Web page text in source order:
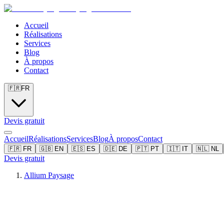
Accueil
Réalisations
Services
Blog
À propos
Contact
🇫🇷FR
Devis gratuit
AccueilRéalisationsServicesBlogÀ proposContact
🇫🇷 FR 🇬🇧 EN 🇪🇸 ES 🇩🇪 DE 🇵🇹 PT 🇮🇹 IT 🇳🇱 NL
Devis gratuit
Allium Paysage